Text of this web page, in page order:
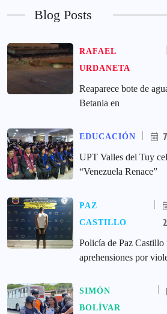
Blog Posts
RAFAEL
URDANETA
Reaparece bote de
Betania en
EDUCACIÓN
UPT Valles del Tuy
“Venezuela Renace”
PAZ
CASTILLO
‎Policía de Paz Castillo
aprehensiones por
SIMÓN
BOLÍVAR